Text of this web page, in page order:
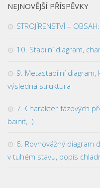
NEJNOVĚJŠÍ PŘÍSPĚVKY
STROJÍRENSTVÍ – OBSAH:
10. Stabilní diagram,
9. Metastabilní diagram,
výsledná struktura
7. Charakter fázových
bainit,..)
6. Rovnovážný diagram
v tuhém stavu, popis